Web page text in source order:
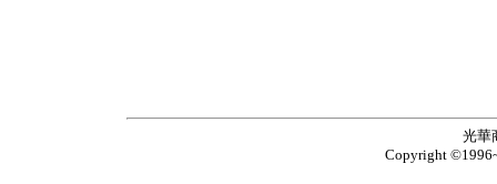
光華
Copyright